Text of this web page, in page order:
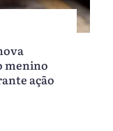
menino
ação